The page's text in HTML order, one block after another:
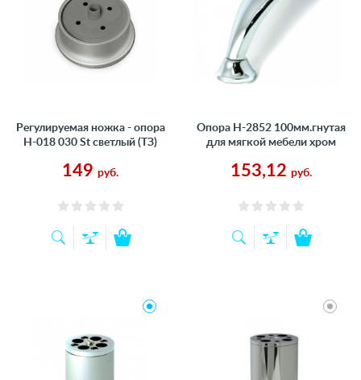
Регулируемая ножка - опора
Н-018 030 St светлый (ТЗ)
149 руб.
Опора Н-2852 100мм.гнутая
для мягкой мебели хром
153,12 руб.